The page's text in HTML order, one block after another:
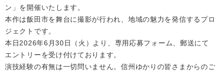
ン」を開催いたします。
本作は飯田市を舞台に撮影が行われ、地域の魅力を発信するプロ
ジェクトです。
本日2026年6月30日（火）より、専用応募フォーム、郵送にて
エントリーを受け付けております。
演技経験の有無は一切問いません。信州ゆかりの皆さまからのご